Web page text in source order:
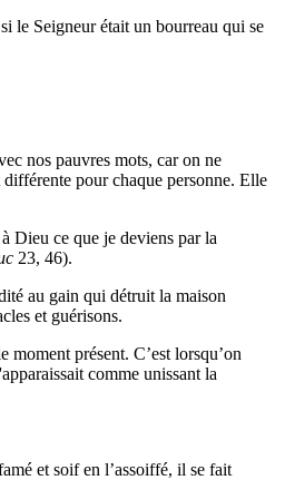
le Seigneur était un bourreau qui se
nos pauvres mots, car on ne
pour chaque personne. Elle
Dieu ce que je deviens par la
23, 46).
au gain qui détruit la maison
et guérisons.
présent. C’est lorsqu’on
comme unissant la
et soif en l’assoiffé, il se fait